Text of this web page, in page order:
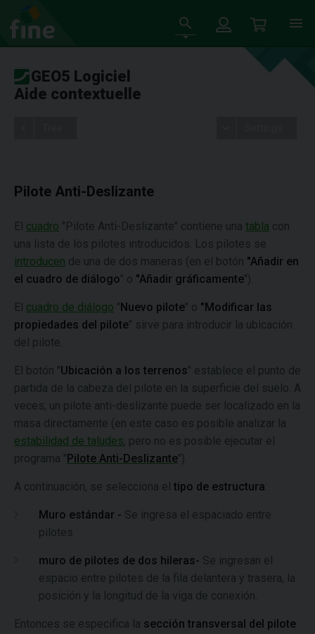
GEO5 Logiciel
Aide contextuelle
Pilote Anti-Deslizante
El cuadro "Pilote Anti-Deslizante" contiene una tabla con
una lista de los pilotes introducidos. Los pilotes se
introducen de una de dos maneras (en el botón "Añadir en
el cuadro de diálogo" o "Añadir gráficamente").
El cuadro de diálogo "Nuevo pilote" o "Modificar las
propiedades del pilote" sirve para introducir la ubicación
del pilote.
El botón "Ubicación a los terrenos" establece el punto de
partida de la cabeza del pilote en la superficie del suelo. A
veces, un pilote anti-deslizante puede ser localizado en la
masa directamente (en este caso es posible analizar la
estabilidad de taludes, pero no es posible ejecutar el
programa "Pilote Anti-Deslizante").
A continuación, se selecciona el tipo de estructura
Muro estándar - Se ingresa el espaciado entre
pilotes
muro de pilotes de dos hileras- Se ingresan el
espacio entre pilotes de la fila delantera y trasera, la
posición y la longitud de la viga de conexión.
Entonces se especifica la sección transversal del pilote